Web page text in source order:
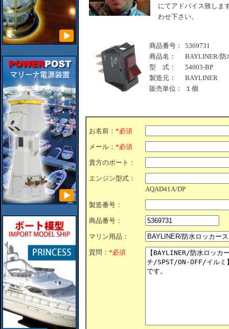
にてアドバイス致しま
わせ下さい。
商品番号：
5369731
商品名：
BAYLINER/防
型 式：
54003-BP
製造元：
BAYLINER
販売単位：
１個
お名前： *必須
メール： *必須
貴方のボート：
エンジン型式：
AQAD41A/DP
製造番号：
商品番号：
マリン用品：
質問： *必須